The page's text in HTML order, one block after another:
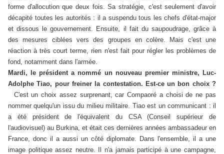
forme d'allocution que deux fois. Sa stratégie, c'est seulement d'avoir
décapité toutes les autorités : il a suspendu tous les chefs d'état-major
et dissous le gouvernement. Ensuite, il fait du saupoudrage, grâce à
des mesures ciblées vers des groupes en colère. Mais c'est une
réaction à très court terme, rien n'est fait pour régler les problèmes de
fond, notamment dans l'armée.
Mardi, le président a nommé un nouveau premier ministre, Luc-
Adolphe Tiao, pour freiner la contestation. Est-ce un bon choix ?
C'est un choix assez surprenant, car Compaoré a choisi de ne pas
nommer quelqu'un issu du milieu militaire. Tiao est un communicant : il
a été président de l'équivalent du CSA (Conseil supérieur de
l'audiovisuel) au Burkina, et était ces dernières années ambassadeur en
France, donc il a aussi un côté diplomate. Dans l'ensemble, il a une
image politique assez neutre. Il n'a jamais participé à une campagne,